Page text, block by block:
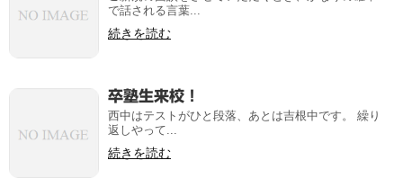
で話される言葉...
続きを読む
卒塾生来校！
西中はテストがひと段落、あとは吉根中です。 繰り
返しやって...
続きを読む